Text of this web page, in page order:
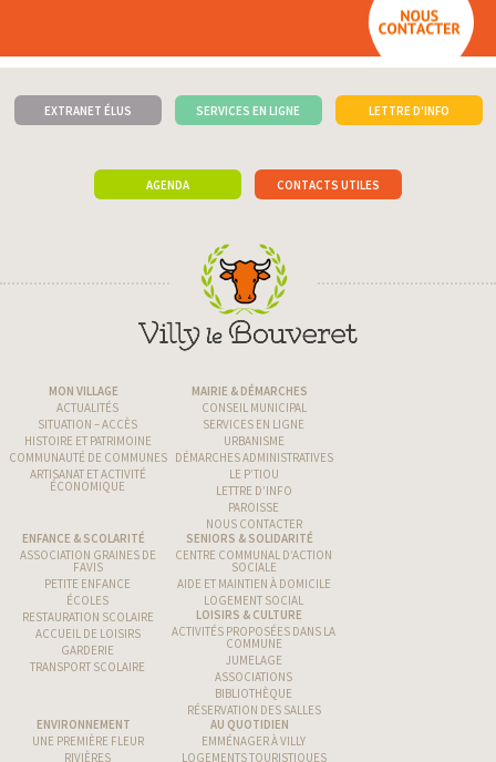
EXTRANET ÉLUS SERVICES EN LIGNE LETTRE D'INFO
AGENDA CONTACTS UTILES
MON VILLAGE
ACTUALITÉS
SITUATION – ACCÈS
HISTOIRE ET PATRIMOINE
COMMUNAUTÉ DE COMMUNES
ARTISANAT ET ACTIVITÉ
ÉCONOMIQUE
MAIRIE & DÉMARCHES
CONSEIL MUNICIPAL
SERVICES EN LIGNE
URBANISME
DÉMARCHES ADMINISTRATIVES
LE P’TIOU
LETTRE D’INFO
PAROISSE
NOUS CONTACTER
ENFANCE & SCOLARITÉ
ASSOCIATION GRAINES DE
FAVIS
PETITE ENFANCE
ÉCOLES
RESTAURATION SCOLAIRE
ACCUEIL DE LOISIRS
GARDERIE
TRANSPORT SCOLAIRE
SENIORS & SOLIDARITÉ
CENTRE COMMUNAL D’ACTION
SOCIALE
AIDE ET MAINTIEN À DOMICILE
LOGEMENT SOCIAL
LOISIRS & CULTURE
ACTIVITÉS PROPOSÉES DANS LA
COMMUNE
JUMELAGE
ASSOCIATIONS
BIBLIOTHÈQUE
RÉSERVATION DES SALLES
ENVIRONNEMENT
UNE PREMIÈRE FLEUR
RIVIÈRES
AU QUOTIDIEN
EMMÉNAGER À VILLY
LOGEMENTS TOURISTIQUES